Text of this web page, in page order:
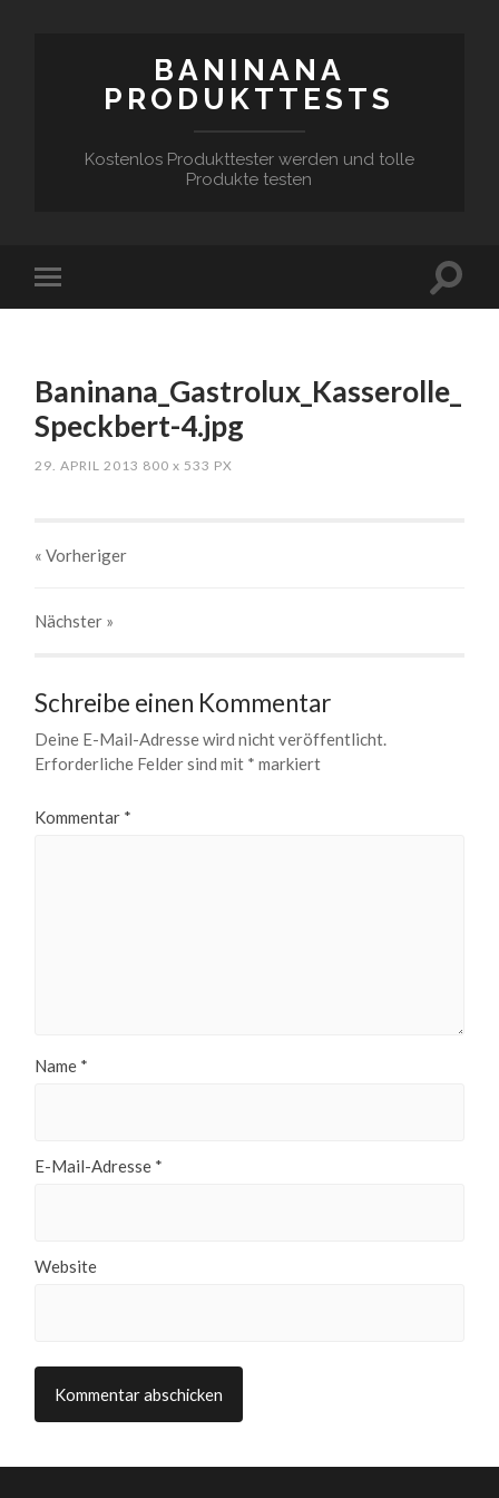
BANINANA
PRODUKTTESTS
Kostenlos Produkttester werden und tolle
Produkte testen
Baninana_Gastrolux_Kasserolle_
Speckbert-4.jpg
29. APRIL 2013 800x 533 PX
« Vorheriger
Nächster »
Schreibe einen Kommentar
Deine E-Mail-Adresse wird nicht veröffentlicht.
Erforderliche Felder sind mit * markiert
Kommentar *
Name *
E-Mail-Adresse *
Website